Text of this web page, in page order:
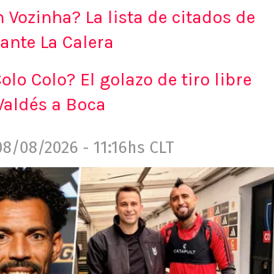
Vozinha? La lista de citados de
La Calera
Colo? El golazo de tiro libre
a Boca
08/2026 - 11:16hs CLT